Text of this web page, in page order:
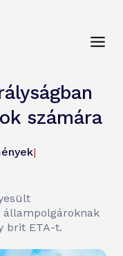
számára
|
állampolgároknak
brit ETA-t.